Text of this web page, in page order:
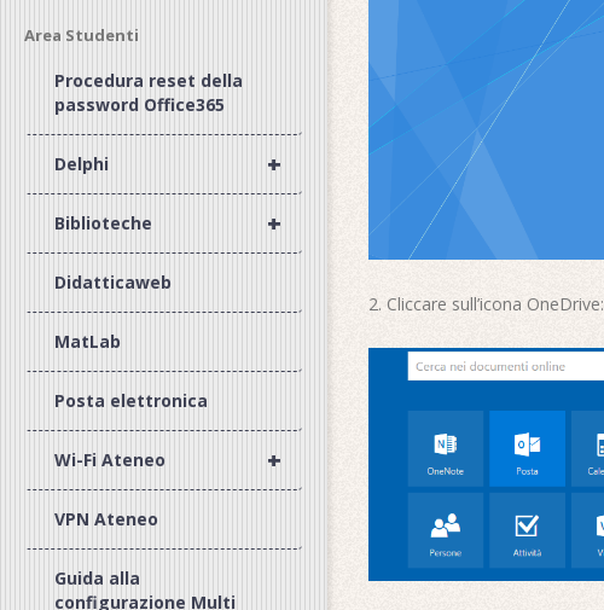
Area Studenti
Procedura reset della
password Office365
+
Delphi
+
Biblioteche
Didatticaweb
MatLab
Posta elettronica
+
Wi-Fi Ateneo
VPN Ateneo
Guida alla
configurazione Multi
2. Cliccare sull’icona OneDrive: